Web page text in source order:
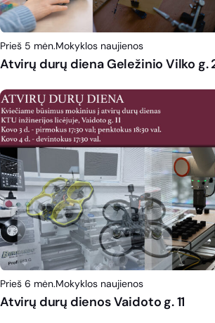
Prieš 5 mėn.Mokyklos naujienos
Atvirų durų diena Geležinio Vilko g.
Prieš 6 mėn.Mokyklos naujienos
Atvirų durų dienos Vaidoto g. 11